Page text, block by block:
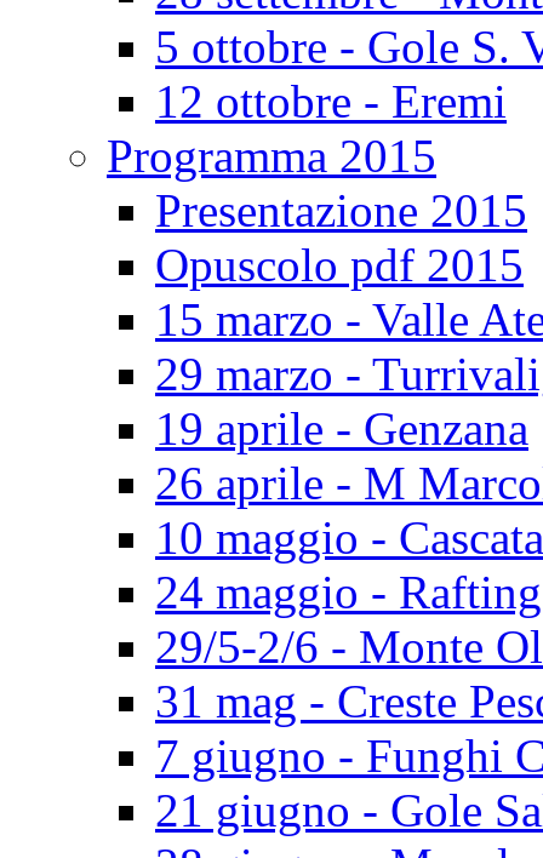
5 ottobre - Gole S.
12 ottobre - Eremi
Programma 2015
Presentazione 2015
Opuscolo pdf 2015
15 marzo - Valle
29 marzo -
19 aprile - Genzana
26 aprile - M
10 maggio -
24 maggio -
29/5-2/6 - Monte
31 mag - Creste
7 giugno - Funghi
21 giugno - Gole